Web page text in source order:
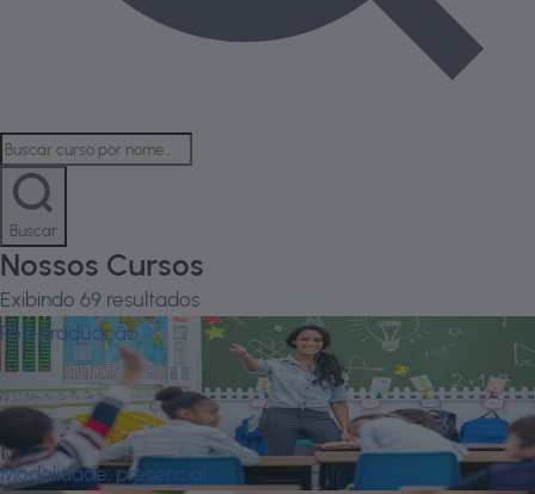
Buscar
Nossos Cursos
Exibindo 69 resultados
Pós-graduação
A Atuação do Auxiliar de Classe nos
Processos Inclusivos de Pessoas Com
Deficiência
Modalidade: presencial